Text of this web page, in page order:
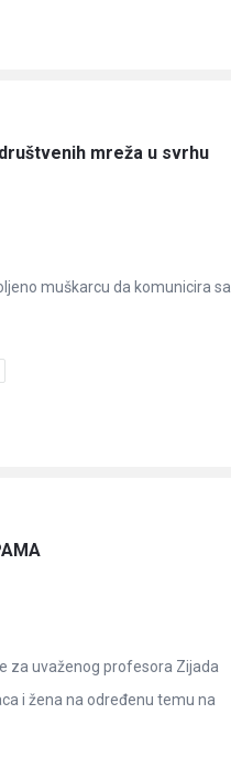
mreža u svrhu
muškarcu da komunicira sa
za uvaženog profesora Zijada
i žena na određenu temu na